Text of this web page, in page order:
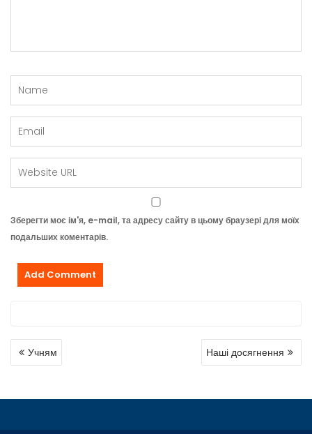
Зберегти моє ім'я, e-mail, та адресу сайту в цьому браузері для моїх
подальших коментарів.
2025
Учням Наші досягнення